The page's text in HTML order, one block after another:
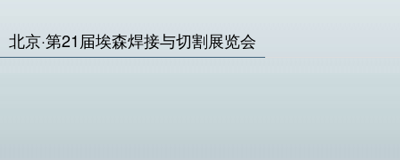
北京·第21届埃森焊接与切割展览会